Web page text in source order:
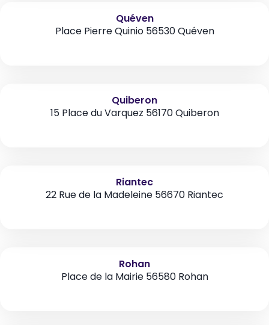
Quéven
Place Pierre Quinio 56530 Quéven
Quiberon
15 Place du Varquez 56170 Quiberon
Riantec
22 Rue de la Madeleine 56670 Riantec
Rohan
Place de la Mairie 56580 Rohan